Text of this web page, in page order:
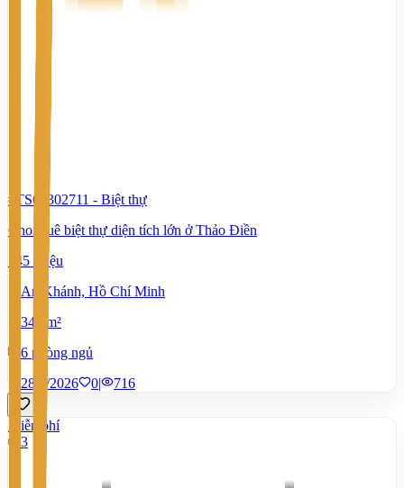
#TS62302711 - Biệt thự
Cho thuê biệt thự diện tích lớn ở Thảo Điền
145 Triệu
An Khánh, Hồ Chí Minh
345 m²
6 phòng ngủ
28/7/2026
0| 716
Miễn phí
3